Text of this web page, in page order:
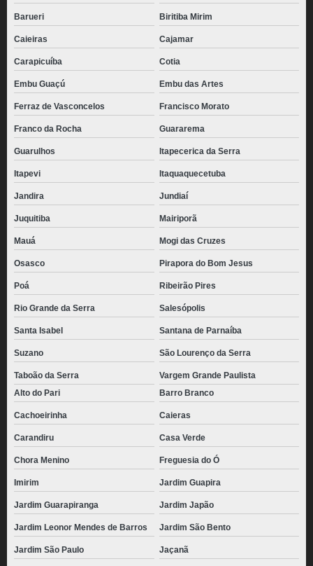
Barueri Biritiba Mirim
Caieiras Cajamar
Carapicuíba Cotia
Embu Guaçú Embu das Artes
Ferraz de Vasconcelos Francisco Morato
Franco da Rocha Guararema
Guarulhos Itapecerica da Serra
Itapevi Itaquaquecetuba
Jandira Jundiaí
Juquitiba Mairiporã
Mauá Mogi das Cruzes
Osasco Pirapora do Bom Jesus
Poá Ribeirão Pires
Rio Grande da Serra Salesópolis
Santa Isabel Santana de Parnaíba
Suzano São Lourenço da Serra
Taboão da Serra
Vargem Grande Paulista
Alto do Pari
Barro Branco
Cachoeirinha Caieras
Carandiru Casa Verde
Chora Menino Freguesia do Ó
Imirim Jardim Guapira
Jardim Guarapiranga Jardim Japão
Jardim Leonor Mendes de Barros Jardim São Bento
Jardim São Paulo Jaçanã